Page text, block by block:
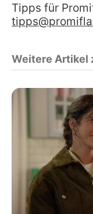
Tipps für
Weitere Artikel